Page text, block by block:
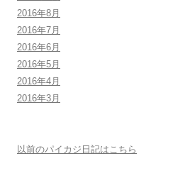
2016年8月
2016年7月
2016年6月
2016年5月
2016年4月
2016年3月
以前のパイカジ日記はこちら